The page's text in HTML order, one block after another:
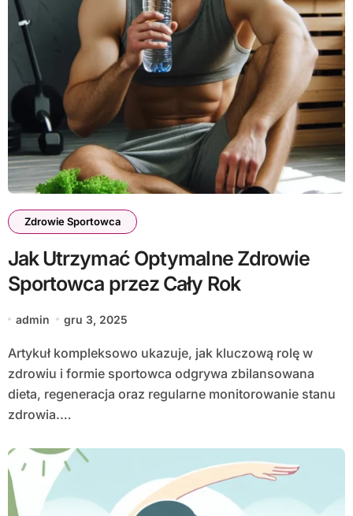
Zdrowie Sportowca
Jak Utrzymać Optymalne Zdrowie
Sportowca przez Cały Rok
admin gru 3, 2025
Artykuł kompleksowo ukazuje, jak kluczową rolę w
zdrowiu i formie sportowca odgrywa zbilansowana
dieta, regeneracja oraz regularne monitorowanie stanu
zdrowia.…